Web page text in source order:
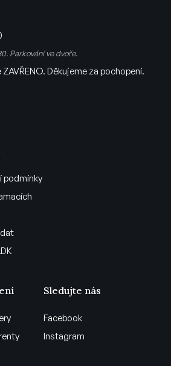
podmínky
Parkování ve dvoře.
Děkujeme za pochopení.
Sledujte nás
Facebook
Instagram